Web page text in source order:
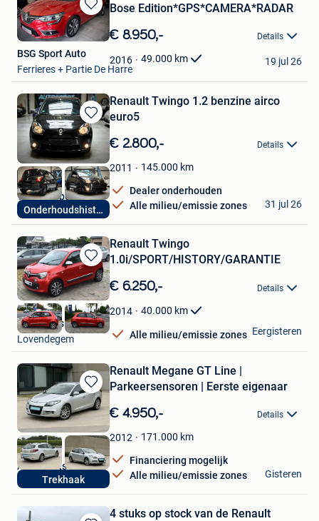
Bewaren
in
Mijn
Favorieten
Bose Edition*GPS*CAMERA*RADAR
€ 8.950,- Details
2016 49.000 km
BSG Sport Auto
Ferrieres + Partie De Harre
19 jul 26
Bewaren
in
Mijn
Favorieten
Onderhoudshistorie
Renault Twingo 1.2 benzine airco
euro5
€ 2.800,- Details
2011 145.000 km
Dealer onderhouden
Alle milieu/emissie zones
YQ Autosport
Dilsen
31 jul 26
Bewaren
in
Mijn
Favorieten
Renault Twingo
1.0i/SPORT/HISTORY/GARANTIE
€ 6.250,- Details
2014 40.000 km
Alle milieu/emissie zones
EG Motors
Lovendegem
Eergisteren
Bewaren
in
Mijn
Favorieten
Trekhaak
Renault Megane GT Line |
Parkeersensoren | Eerste eigenaar
€ 4.950,- Details
2012 171.000 km
Financiering mogelijk
Alle milieu/emissie zones
Autoplaats
Wevelgem
Gisteren
4 stuks op stock van de Renault